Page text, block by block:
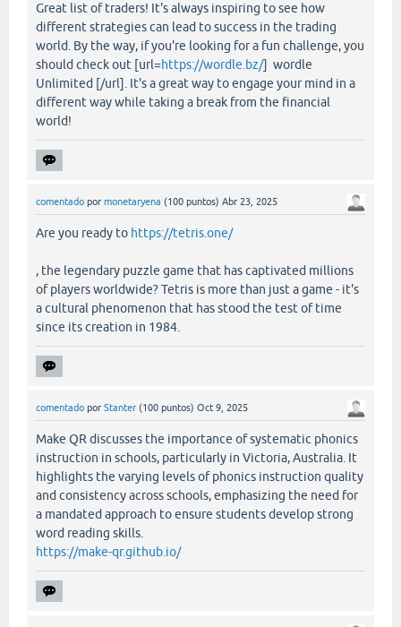
Great list of traders! It's always inspiring to see how
different strategies can lead to success in the trading
world. By the way, if you're looking for a fun challenge, you
should check out [url=https://wordle.bz/] wordle
Unlimited [/url]. It's a great way to engage your mind in a
different way while taking a break from the financial
world!
comentado por monetaryena (100 puntos) Abr 23, 2025
Are you ready to https://tetris.one/
, the legendary puzzle game that has captivated millions
of players worldwide? Tetris is more than just a game - it's
a cultural phenomenon that has stood the test of time
since its creation in 1984.
comentado por Stanter (100 puntos) Oct 9, 2025
Make QR discusses the importance of systematic phonics
instruction in schools, particularly in Victoria, Australia. It
highlights the varying levels of phonics instruction quality
and consistency across schools, emphasizing the need for
a mandated approach to ensure students develop strong
word reading skills.
https://make-qr.github.io/